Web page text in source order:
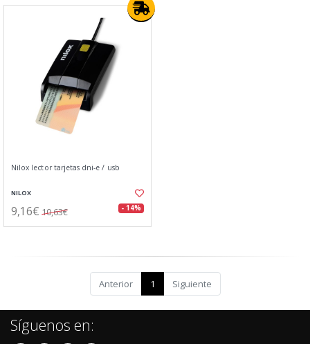
Nilox lector tarjetas dni-e / usb
NILOX
9,16€ 10,63€ - 14%
Anterior 1 Siguiente
Síguenos en: